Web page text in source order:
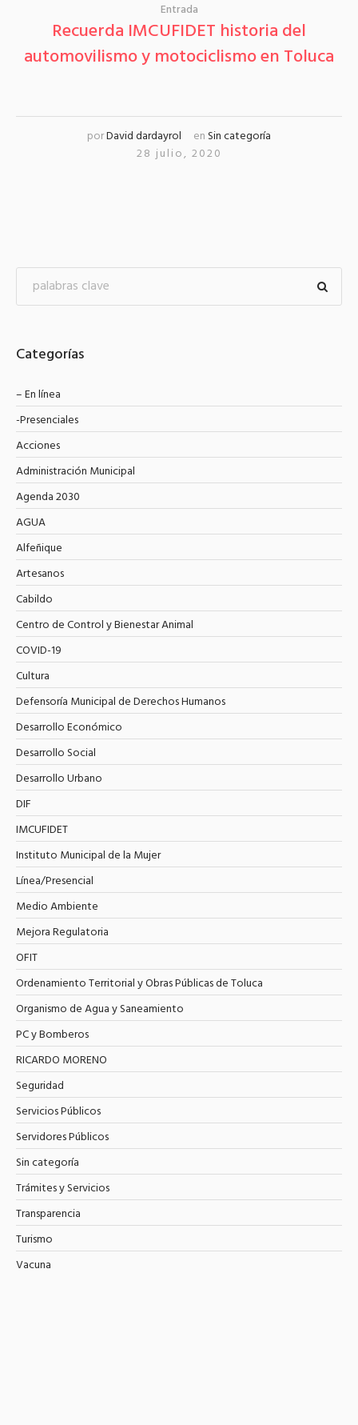
Entrada
Recuerda IMCUFIDET historia del
automovilismo y motociclismo en Toluca
porDavid dardayrol en Sin categoría
28 julio, 2020
Categorías
– En línea
-Presenciales
Acciones
Administración Municipal
Agenda 2030
AGUA
Alfeñique
Artesanos
Cabildo
Centro de Control y Bienestar Animal
COVID-19
Cultura
Defensoría Municipal de Derechos Humanos
Desarrollo Económico
Desarrollo Social
Desarrollo Urbano
DIF
IMCUFIDET
Instituto Municipal de la Mujer
Línea/Presencial
Medio Ambiente
Mejora Regulatoria
OFIT
Ordenamiento Territorial y Obras Públicas de Toluca
Organismo de Agua y Saneamiento
PC y Bomberos
RICARDO MORENO
Seguridad
Servicios Públicos
Servidores Públicos
Sin categoría
Trámites y Servicios
Transparencia
Turismo
Vacuna